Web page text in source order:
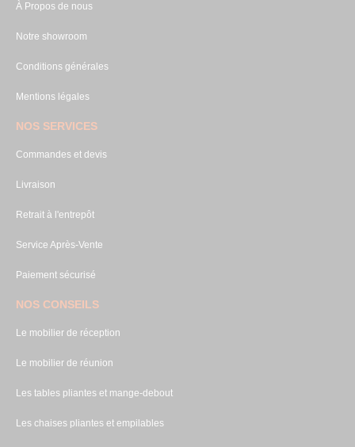
À Propos de nous
Notre showroom
Conditions générales
Mentions légales
NOS SERVICES
Commandes et devis
Livraison
Retrait à l'entrepôt
Service Après-Vente
Paiement sécurisé
NOS CONSEILS
Le mobilier de réception
Le mobilier de réunion
Les tables pliantes et mange-debout
Les chaises pliantes et empilables